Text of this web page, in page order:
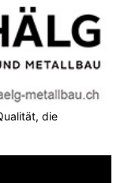
die